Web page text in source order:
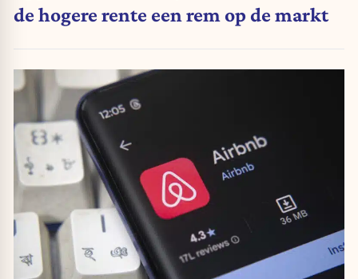
de hogere rente een rem op de markt